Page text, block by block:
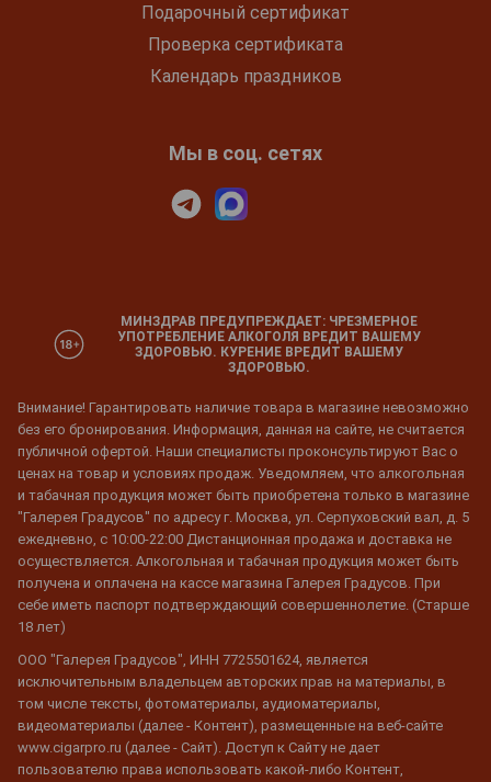
Подарочный сертификат
Проверка сертификата
Календарь праздников
Мы в соц. сетях
МИНЗДРАВ ПРЕДУПРЕЖДАЕТ: ЧРЕЗМЕРНОЕ
УПОТРЕБЛЕНИЕ АЛКОГОЛЯ ВРЕДИТ ВАШЕМУ
ЗДОРОВЬЮ. КУРЕНИЕ ВРЕДИТ ВАШЕМУ
ЗДОРОВЬЮ.
Внимание! Гарантировать наличие товара в магазине невозможно
без его бронирования. Информация, данная на сайте, не считается
публичной офертой. Наши специалисты проконсультируют Вас о
ценах на товар и условиях продаж. Уведомляем, что алкогольная
и табачная продукция может быть приобретена только в магазине
"Галерея Градусов" по адресу г. Москва, ул. Серпуховский вал, д. 5
ежедневно, с 10:00-22:00 Дистанционная продажа и доставка не
осуществляется. Алкогольная и табачная продукция может быть
получена и оплачена на кассе магазина Галерея Градусов. При
себе иметь паспорт подтверждающий совершеннолетие. (Старше
18 лет)
ООО "Галерея Градусов", ИНН 7725501624, является
исключительным владельцем авторских прав на материалы, в
том числе тексты, фотоматериалы, аудиоматериалы,
видеоматериалы (далее - Контент), размещенные на веб-сайте
www.cigarpro.ru (далее - Сайт). Доступ к Сайту не дает
пользователю права использовать какой-либо Контент,